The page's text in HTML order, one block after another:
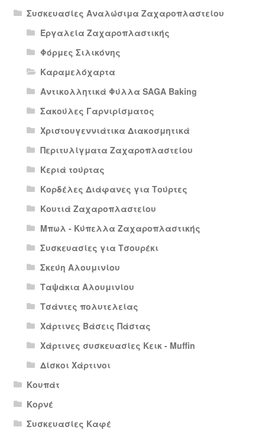
Συσκευασίες Αναλώσιμα Ζαχαροπλαστείου
Εργαλεία Ζαχαροπλαστικής
Φόρμες Σιλικόνης
Καραμελόχαρτα
Αντικολλητικά Φύλλα SAGA Baking
Σακούλες Γαρνιρίσματος
Χριστουγεννιάτικα Διακοσμητικά
Περιτυλίγματα Ζαχαροπλαστείου
Κεριά τούρτας
Κορδέλες Διάφανες για Τούρτες
Κουτιά Ζαχαροπλαστείου
Μπωλ - Κύπελλα Ζαχαροπλαστικής
Συσκευασίες για Τσουρέκι
Σκεύη Αλουμινίου
Ταψάκια Αλουμινίου
Τσάντες πολυτελείας
Χάρτινες Βάσεις Πάστας
Χάρτινες συσκευασίες Κεικ - Muffin
Δίσκοι Χάρτινοι
Κουπάτ
Κορνέ
Συσκευασίες Καφέ